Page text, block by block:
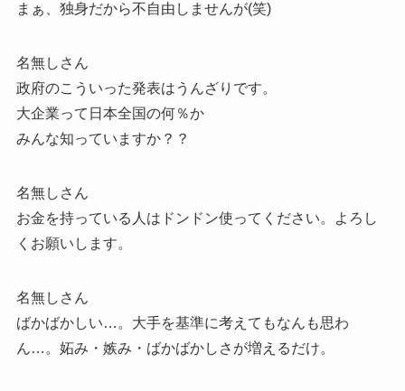
まぁ、独身だから不自由しませんが(笑)
名無しさん
政府のこういった発表はうんざりです。
大企業って日本全国の何％か
みんな知っていますか？？
名無しさん
お金を持っている人はドンドン使ってください。よろし
くお願いします。
名無しさん
ばかばかしい…。大手を基準に考えてもなんも思わ
ん…。妬み・嫉み・ばかばかしさが増えるだけ。